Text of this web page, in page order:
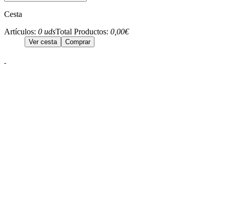
Cesta
Artículos: 0 udsTotal Productos: 0,00€